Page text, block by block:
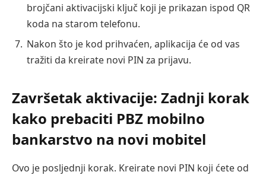
brojčani aktivacijski ključ koji je prikazan ispod QR
koda na starom telefonu.
Nakon što je kod prihvaćen, aplikacija će od vas
tražiti da kreirate novi PIN za prijavu.
Završetak aktivacije: Zadnji korak
kako prebaciti PBZ mobilno
bankarstvo na novi mobitel
Ovo je posljednji korak. Kreirate novi PIN koji ćete od